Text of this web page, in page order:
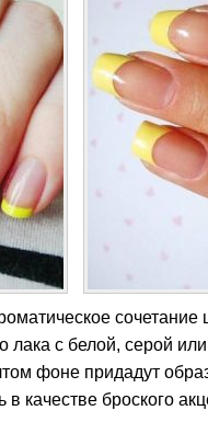
лака с белой, серой
фоне придадут
качестве броского